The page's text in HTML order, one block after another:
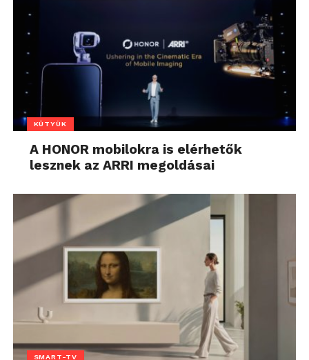
KÜTYÜK
A HONOR mobilokra is elérhetők
lesznek az ARRI megoldásai
SMART-TV